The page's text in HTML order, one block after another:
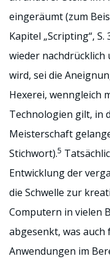
eingeräumt (zum
Kapitel „Scripting“,
wieder
wird, sei die
Hexerei, wenngleich
Technologien gilt, in
Meisterschaft
Stichwort).5
Entwicklung der
die Schwelle zur
Computern in vielen
abgesenkt, was auch
Anwendungen im